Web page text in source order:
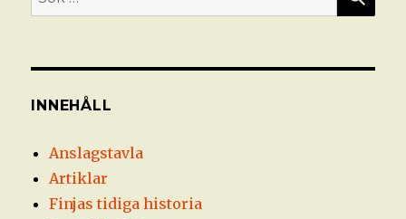
efter:
INNEHÅLL
Anslagstavla
Artiklar
Finjas tidiga historia